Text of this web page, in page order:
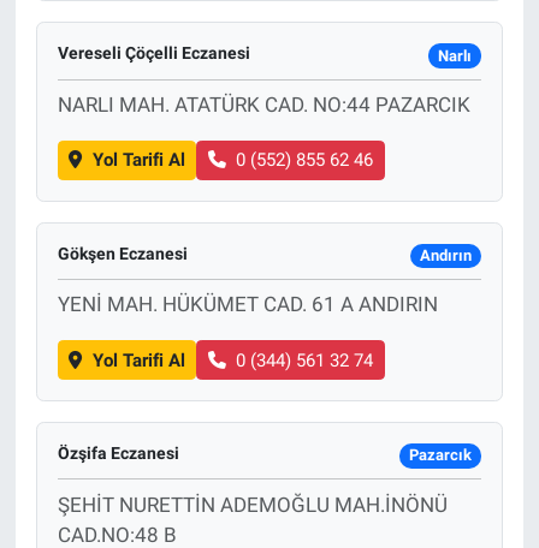
Vereseli Çöçelli Eczanesi Narlı
NARLI MAH. ATATÜRK CAD. NO:44 PAZARCIK
Yol Tarifi Al 0 (552) 855 62 46
Gökşen Eczanesi Andırın
YENİ MAH. HÜKÜMET CAD. 61 A ANDIRIN
Yol Tarifi Al 0 (344) 561 32 74
Özşifa Eczanesi Pazarcık
ŞEHİT NURETTİN ADEMOĞLU MAH.İNÖNÜ
CAD.NO:48 B